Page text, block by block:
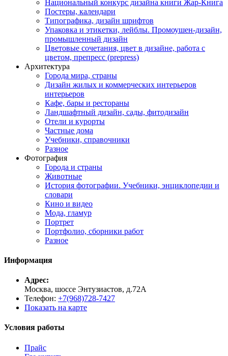
Национальный конкурс дизайна книги Жар-Книга
Постеры, календари
Типографика, дизайн шрифтов
Упаковка и этикетки, лейблы. Промоушен-дизайн,
промышленный дизайн
Цветовые сочетания, цвет в дизайне, работа с
цветом, препресс (prepress)
Архитектура
Города мира, страны
Дизайн жилых и коммерческих интерьеров
интерьеров
Кафе, бары и рестораны
Ландшафтный дизайн, сады, фитодизайн
Отели и курорты
Частные дома
Учебники, справочники
Разное
Фотография
Города и страны
Животные
История фотографии. Учебники, энциклопедии и
словари
Кино и видео
Мода, гламур
Портрет
Портфолио, сборники работ
Разное
Информация
Адрес:
Москва, шоссе Энтузиастов, д.72А
Телефон: +7(968)728-7427
Показать на карте
Условия работы
Прайс